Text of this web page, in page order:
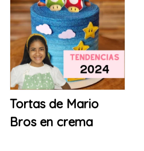
Tortas de Mario
Bros en crema